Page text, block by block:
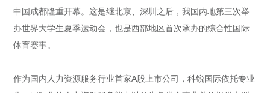
中国成都隆重开幕。这是继北京、深圳之后，我国内地第三次举
办世界大学生夏季运动会，也是西部地区首次承办的综合性国际
体育赛事。
作为国内人力资源服务行业首家A股上市公司，科锐国际依托专业